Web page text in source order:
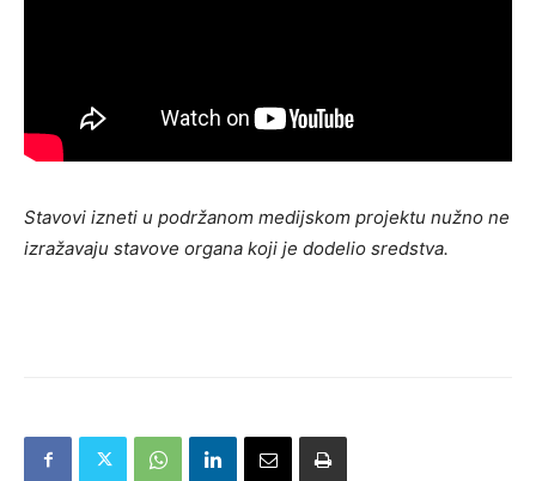
Stavovi izneti u podržanom medijskom projektu nužno ne
izražavaju stavove organa koji je dodelio sredstva.